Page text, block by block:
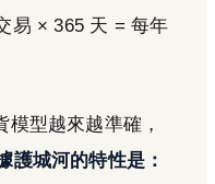
易 × 365 天 = 每年
型越來越準確，
護城河的特性是：